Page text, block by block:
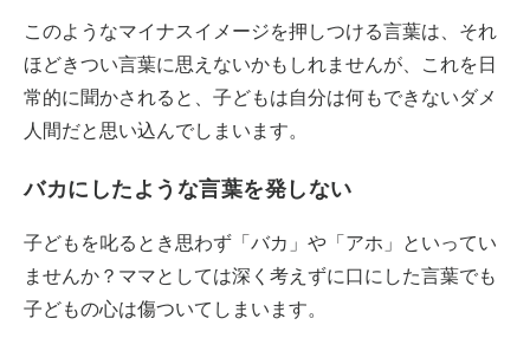
このようなマイナスイメージを押しつける言葉は、それ
ほどきつい言葉に思えないかもしれませんが、これを日
常的に聞かされると、子どもは自分は何もできないダメ
人間だと思い込んでしまいます。
バカにしたような言葉を発しない
子どもを叱るとき思わず「バカ」や「アホ」といってい
ませんか？ママとしては深く考えずに口にした言葉でも
子どもの心は傷ついてしまいます。